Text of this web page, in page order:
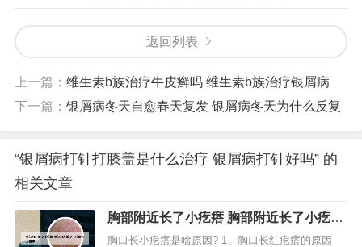
返回列表
上一篇： 维生素b族治疗牛皮癣吗 维生素b族治疗银屑病
下一篇： 银屑病冬天自愈春天复发 银屑病冬天为什么反复
“银屑病打针打膝盖是什么治疗 银屑病打针好吗” 的
相关文章
胸部附近长了小疙瘩 胸部附近长了小疙瘩
怎么回事
胸口长小疙瘩是啥原因? 1、胸口长红疙瘩的原因